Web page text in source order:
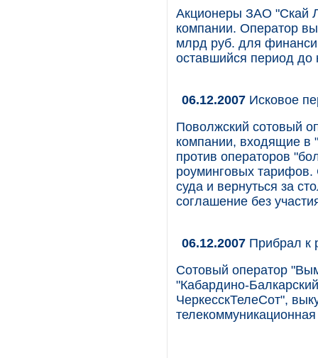
Акционеры ЗАО "Скай
компании. Оператор
млрд руб. для
оставшийся период до
06.12.2007 Исковое
Поволжский сотовый
компании, входящие в
против операторов
роуминговых
суда и вернуться за
соглашение без
06.12.2007 Прибрал к
Сотовый оператор
"Кабардино-
ЧеркесскТелеСот",